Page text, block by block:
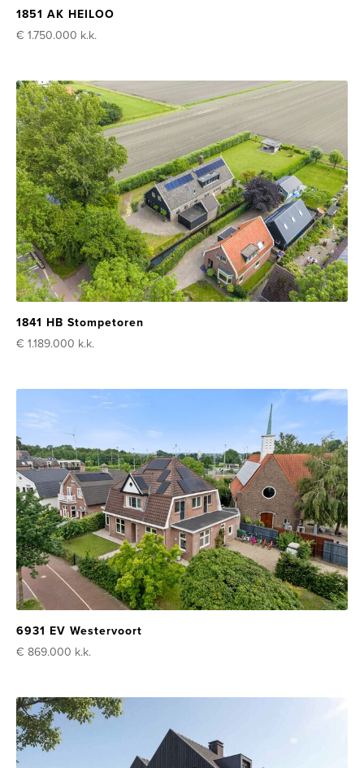
1851 AK HEILOO
€ 1.750.000 k.k.
1841 HB Stompetoren
€ 1.189.000 k.k.
6931 EV Westervoort
€ 869.000 k.k.